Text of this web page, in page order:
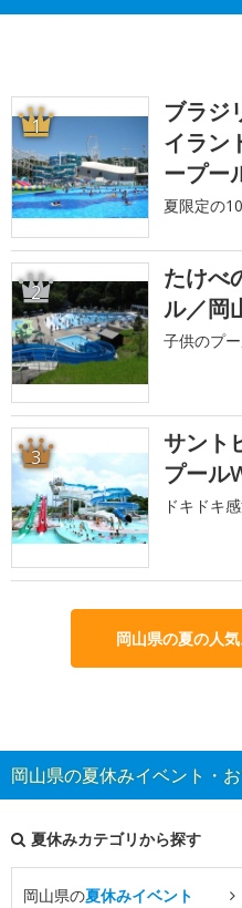
1
ブラジ
イラン
ープー
夏限定の
2
たけべ
ル／岡
子供のプ
3
サント
プール
ドキドキ
岡山県の夏の人
岡山県の夏休みイベント・
夏休みカテゴリから探す
岡山県の夏休みイベント